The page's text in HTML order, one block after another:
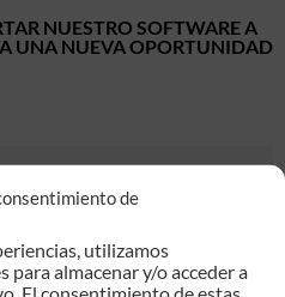
de
utilizamos
para almacenar y/o acceder a
NUESTRO SOFTWARE A
UNA NUEVA OPORTUNIDAD